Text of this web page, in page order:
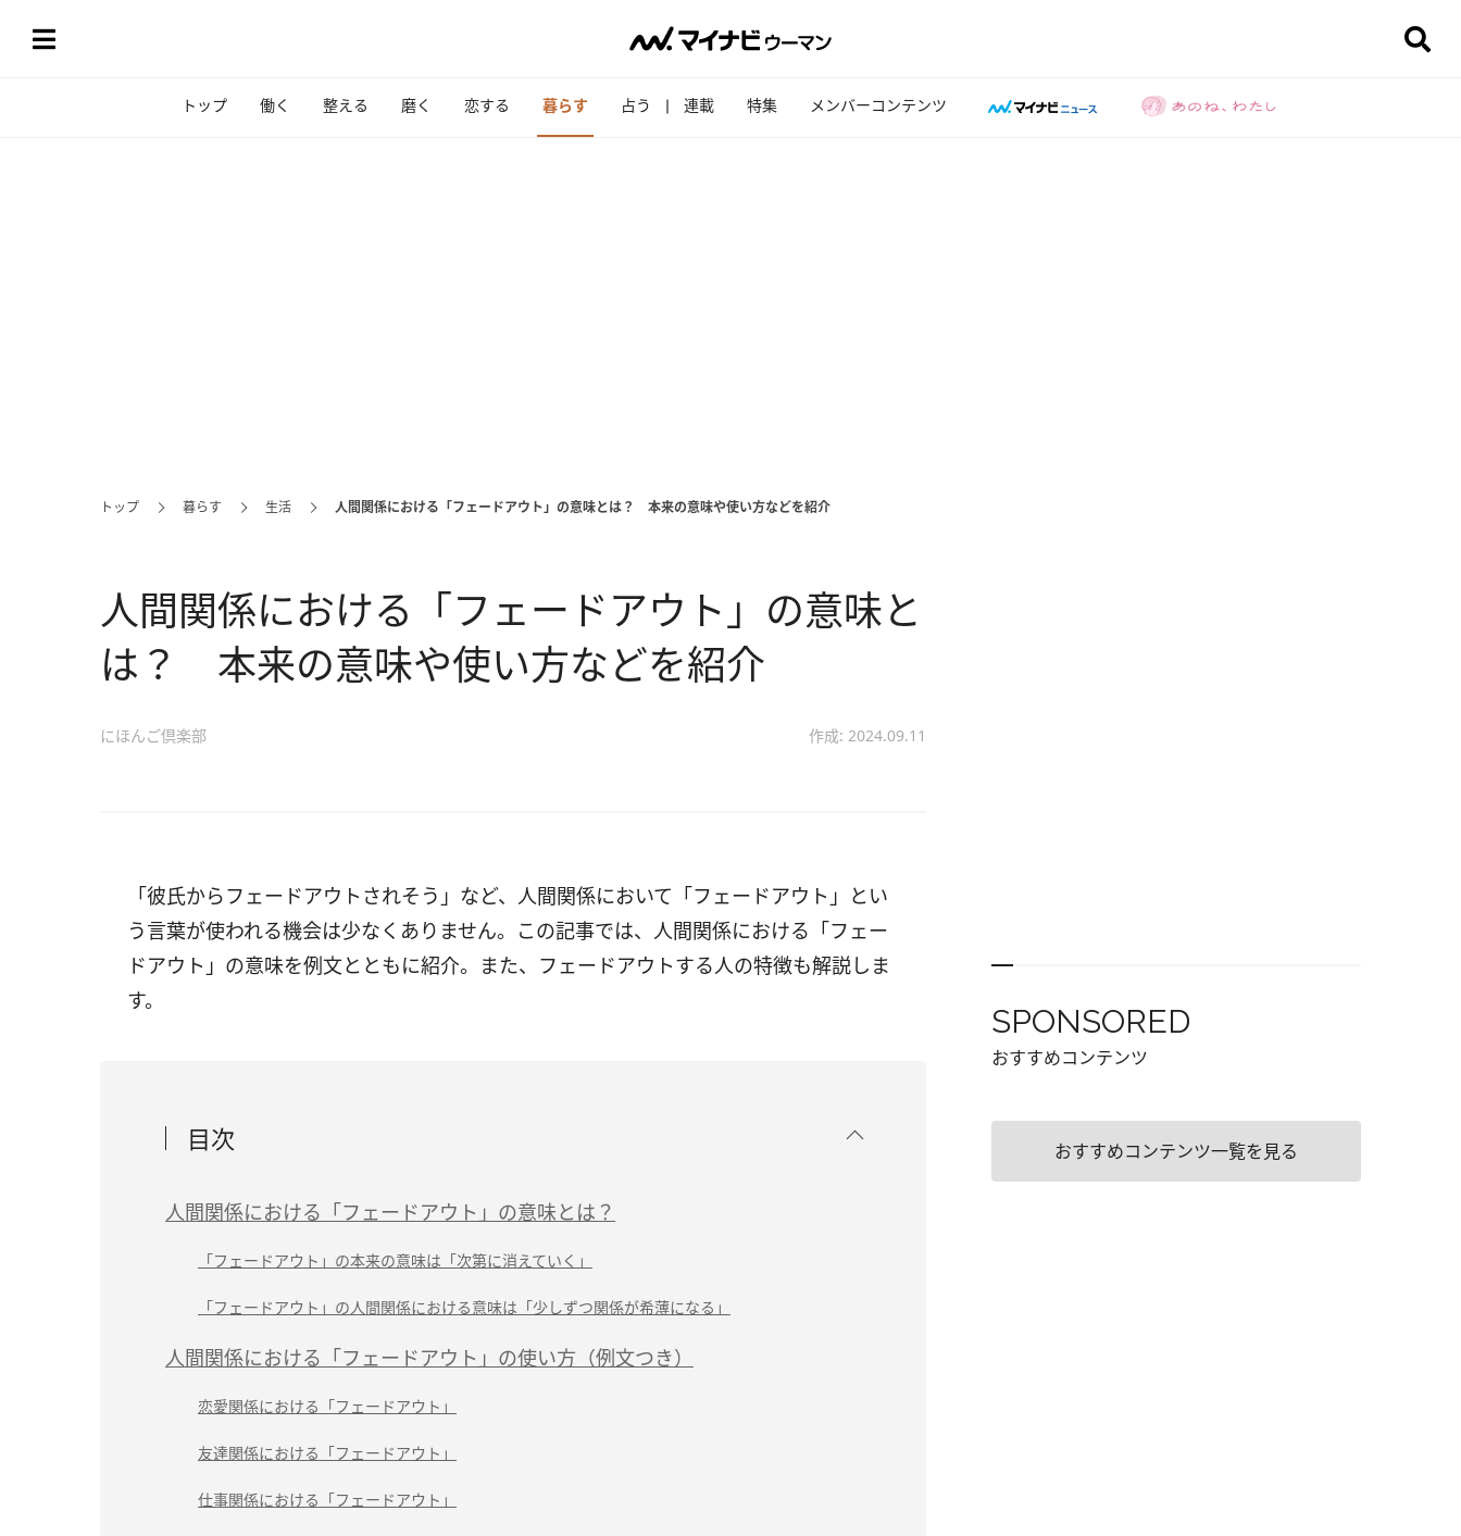
トップ 働く 整える 磨く 恋する 暮らす 占う 連載 特集 メンバーコンテンツ
トップ 暮らす 生活 人間関係における「フェードアウト」の意味とは？ 本来の意味や使い方などを紹介
人間関係における「フェードアウト」の意味と
は？ 本来の意味や使い方などを紹介
にほんご倶楽部 作成: 2024.09.11
「彼氏からフェードアウトされそう」など、人間関係において「フェードアウト」とい
う言葉が使われる機会は少なくありません。この記事では、人間関係における「フェー
ドアウト」の意味を例文とともに紹介。また、フェードアウトする人の特徴も解説しま
す。
目次
人間関係における「フェードアウト」の意味とは？
「フェードアウト」の本来の意味は「次第に消えていく」
「フェードアウト」の人間関係における意味は「少しずつ関係が希薄になる」
人間関係における「フェードアウト」の使い方（例文つき）
恋愛関係における「フェードアウト」
友達関係における「フェードアウト」
仕事関係における「フェードアウト」
SPONSORED
おすすめコンテンツ
おすすめコンテンツ一覧を見る